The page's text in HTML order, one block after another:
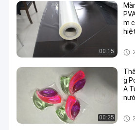
00:15
m
00:25
g
A